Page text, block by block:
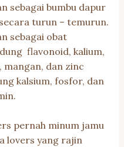
sebagai bumbu dapur
turun – temurun.
sebagai obat
flavonoid, kalium,
mangan, dan zinc
kalsium, fosfor, dan
pernah minum jamu
lovers yang rajin